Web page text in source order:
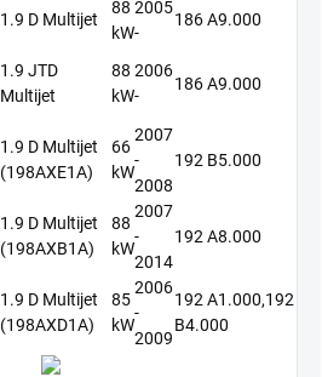
1.9 D Multijet
88
kW
2005
-
186 A9.000
1.9 JTD
Multijet
88
kW
2006
-
186 A9.000
1.9 D Multijet
(198AXE1A)
66
kW
2007
-
2008
192 B5.000
1.9 D Multijet
(198AXB1A)
88
kW
2007
-
2014
192 A8.000
1.9 D Multijet
(198AXD1A)
85
kW
2006
-
2009
192 A1.000,192
B4.000